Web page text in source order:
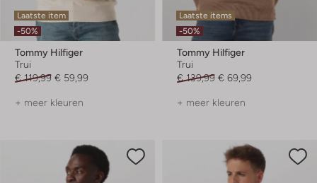
Laatste item
-50%
Tommy Hilfiger
Trui
€ 119,99 € 59,99
+ meer kleuren
Laatste items
-50%
Tommy Hilfiger
Trui
€ 139,99 € 69,99
+ meer kleuren